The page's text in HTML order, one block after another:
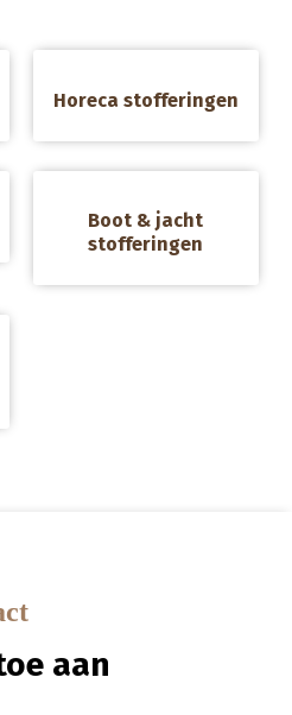
Horeca stofferingen
Boot & jacht
stofferingen
aan